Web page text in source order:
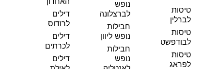
טיסות
לברלין
טיסות
לבודפשט
טיסות
לפראג
נופש
לברצלונה
חבילות
נופש ליוון
חבילות
נופש
דילים
לרודוס
דילים
לכרתים
דילים